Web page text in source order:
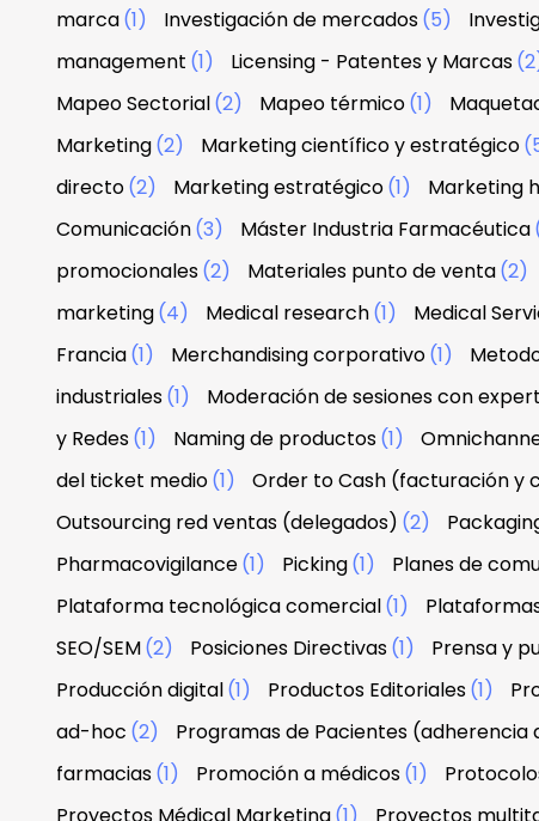
marca(1) Investigación de mercados(5)
management (1) Licensing - Patentes y Marcas
Mapeo Sectorial(2) Mapeo térmico(1)
Marketing(2) Marketing científico y estratégico
directo(2) Marketing estratégico(1) Marketing
Comunicación(3) Máster Industria Farmacéutica
promocionales(2) Materiales punto de venta(2)
marketing(4) Medical research(1) Medical
Francia(1) Merchandising corporativo(1)
industriales(1) Moderación de sesiones con
y Redes(1) Naming de productos(1)
del ticket medio(1) Order to Cash (facturación y
Outsourcing red ventas (delegados) (2)
Pharmacovigilance(1) Picking(1) Planes de
Plataforma tecnológica comercial(1)
SEO/SEM(2) Posiciones Directivas(1) Prensa y
Producción digital(1) Productos Editoriales(1)
ad-hoc (2) Programas de Pacientes
farmacias(1) Promoción a médicos(1)